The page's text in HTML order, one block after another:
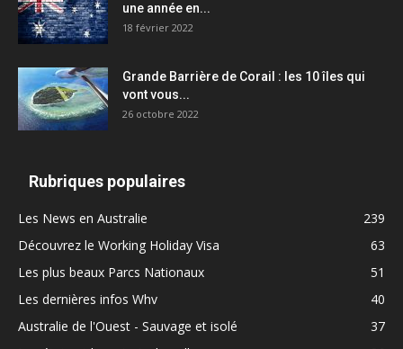
une année en...
18 février 2022
Grande Barrière de Corail : les 10 îles qui
vont vous...
26 octobre 2022
Rubriques populaires
Les News en Australie
239
Découvrez le Working Holiday Visa
63
Les plus beaux Parcs Nationaux
51
Les dernières infos Whv
40
Australie de l'Ouest - Sauvage et isolé
37